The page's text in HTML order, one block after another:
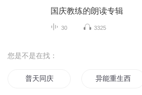
国庆教练的朗读专辑
30 3325
您是不是在找：
普天同庆 异能重生西门庆